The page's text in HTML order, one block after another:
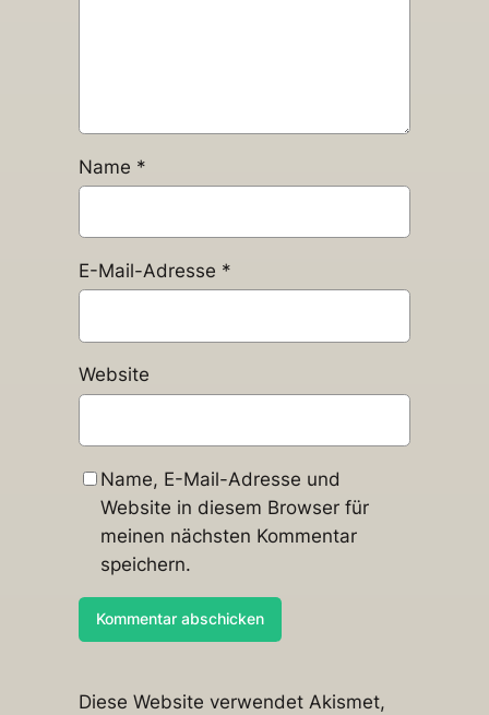
Name *
E-Mail-Adresse *
Website
Name, E-Mail-Adresse und
Website in diesem Browser für
meinen nächsten Kommentar
speichern.
Diese Website verwendet Akismet,